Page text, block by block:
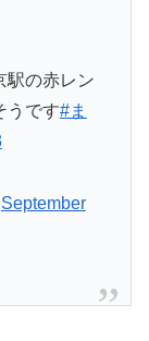
駅の赤レン
うです#ま
September